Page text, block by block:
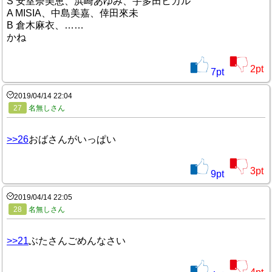
A MISIA、中島美嘉、倖田來未
B 倉木麻衣、……
かね
7pt 2pt
2019/04/14 22:04
27
名無しさん
>>26おばさんがいっぱい
9pt 3pt
2019/04/14 22:05
28
名無しさん
>>21ぶたさんごめんなさい